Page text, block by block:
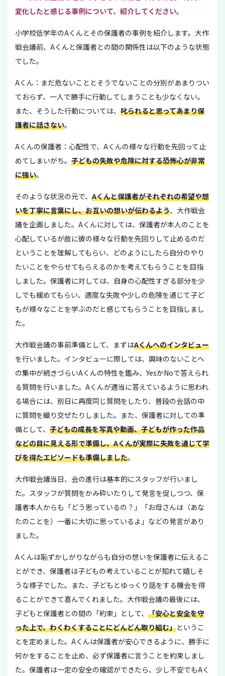
変化したと感じる事例について、紹介してください。
小学校低学年のAくんとその保護者の事例を紹介します。大作
戦会議前、Aくんと保護者との間の関係性は以下のような状態
でした。
Aくん：まだ危ないこととそうでないことの分別があまりつい
ておらず、一人で勝手に行動してしまうことも少なくない。
また、そうした行動については、 叱られると思ってあまり保
護者に話さない。
Aくんの保護者：心配性で、Aくんの様々な行動を先回って止
めてしまいがち。 子どもの失敗や危険に対する恐怖心が非常
に強い。
そのような状況の元で、 Aくんと保護者がそれぞれの希望や想
いを丁寧に言葉にし、お互いの想いが伝わるよう、大作戦会
議を企画しました。Aくんに対しては、保護者が本人のことを
心配しているが故に彼の様々な行動を先回りして止めるのだ
ということを理解してもらい、どのようにしたら自分のやり
たいことをやらせてもらえるのかを考えてもらうことを目指
しました。保護者に対しては、自身の心配性すぎる部分を少
しでも緩めてもらい、適度な失敗や少しの危険を通じて子ど
もが様々なことを学ぶのだと感じてもらうことを目指しまし
た。
大作戦会議の事前準備として、まずはAくんへのインタビュー
を行いました。インタビューに際しては、興味のないことへ
の集中が続きづらいAくんの特性を鑑み、YesかNoで答えられ
る質問を行いました。Aくんが適当に答えているように思われ
る場合には、別日に再度同じ質問をしたり、普段の会話の中
に質問を織り交ぜたりしました。また、保護者に対しての準
備として、 子どもの成長を写真や動画、子どもが作った作品
などの目に見える形で準備し、Aくんが実際に失敗を通じて学
びを得たエピソードも準備しました。
大作戦会議当日、会の進行は基本的にスタッフが行いまし
た。スタッフが質問をかみ砕いたりして発言を促しつつ、保
護者本人からも「どう思っているの？」「お母さんは（あな
たのことを）一番に大切に思っているよ」などの発言があり
ました。
Aくんは恥ずかしがりながらも自分の想いを保護者に伝えるこ
とができ、保護者は子どもの考えていることが知れて嬉しそ
うな様子でした。また、子どもとゆっくり話をする機会を得
ることができて喜んでくれました。大作戦会議の最後には、
子どもと保護者との間の「約束」として、 「安心と安全を守
った上で、わくわくすることにどんどん取り組む」というこ
とを定めました。Aくんは保護者が安心できるように、勝手に
何かをすることを止め、必ず保護者に言うことを約束しまし
た。保護者は一定の安全の確認ができたら、少し不安でもAく